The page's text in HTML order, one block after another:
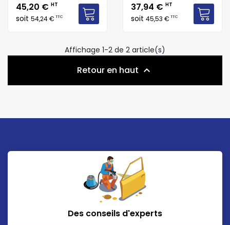
Prix
45,20 € HT
soit 54,24 €TTC
Prix
37,94 € HT
soit 45,53 €TTC
Affichage 1-2 de 2 article(s)
Retour en haut 
Des conseils d'experts